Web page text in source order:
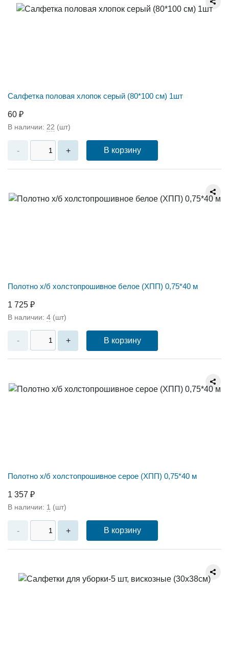
Салфетка половая хлопок серый (80*100 см) 1шт
60 ₽
В наличии: 22 (шт)
- + В корзину
Полотно х/б холстопрошивное белое (ХПП) 0,75*40 м
1 725 ₽
В наличии: 4 (шт)
- + В корзину
Полотно х/б холстопрошивное серое (ХПП) 0,75*40 м
1 357 ₽
В наличии: 1 (шт)
- + В корзину